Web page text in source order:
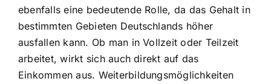
ebenfalls eine bedeutende Rolle, da das Gehalt in
bestimmten Gebieten Deutschlands höher
ausfallen kann. Ob man in Vollzeit oder Teilzeit
arbeitet, wirkt sich auch direkt auf das
Einkommen aus. Weiterbildungsmöglichkeiten